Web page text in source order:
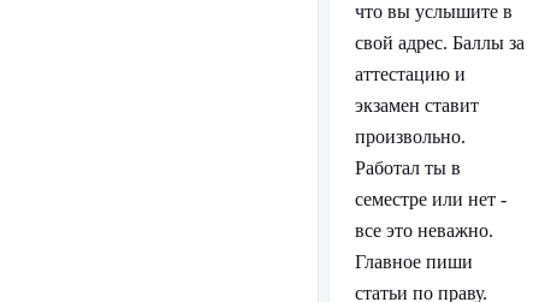
что вы услышите в
свой адрес. Баллы за
аттестацию и
экзамен ставит
произвольно.
Работал ты в
семестре или нет -
все это неважно.
Главное пиши
статьи по праву.